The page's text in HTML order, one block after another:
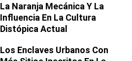
La Naranja Mecánica Y La
Influencia En La Cultura
Distópica Actual
Los Enclaves Urbanos Con